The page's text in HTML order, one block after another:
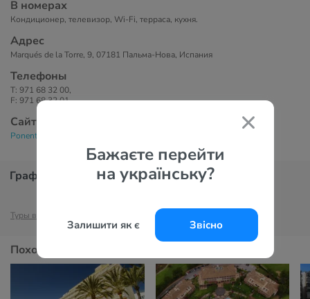
Бажаєте перейти
на українську?
Залишити як є Звісно
В номерах
Кондиционер, телевизор, Wi-Fi, терраса, кухня.
Адрес
Marqués de la Torre, 9, 07181 Пальма-Нова, Испания
Телефоны
T: 971 68 32 00,
F: 971 68 32 01
Сайт
Ponent Mar 4*
График цен
Туры в Майорку Туры в Испанию Отели Испании
Похожие отели